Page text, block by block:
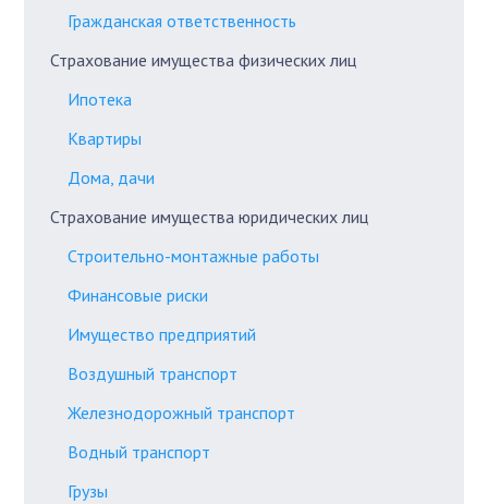
Гражданская ответственность
Страхование имущества физических лиц
Ипотека
Квартиры
Дома, дачи
Страхование имущества юридических лиц
Строительно-монтажные работы
Финансовые риски
Имущество предприятий
Воздушный транспорт
Железнодорожный транспорт
Водный транспорт
Грузы